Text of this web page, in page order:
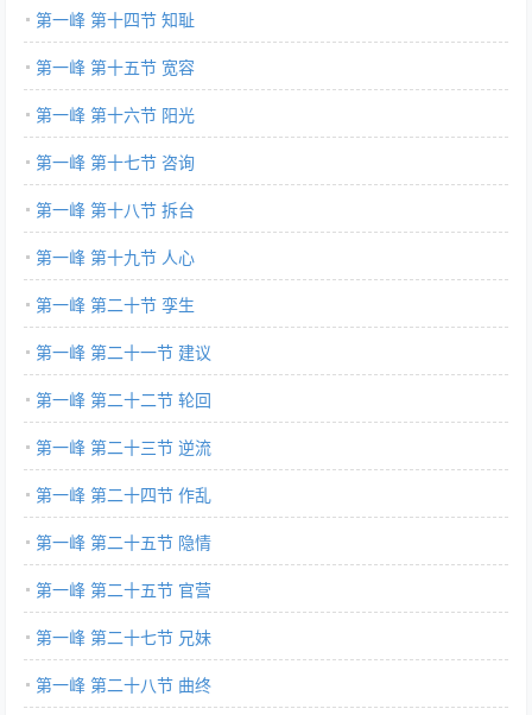
第一峰 第十四节 知耻
第一峰 第十五节 宽容
第一峰 第十六节 阳光
第一峰 第十七节 咨询
第一峰 第十八节 拆台
第一峰 第十九节 人心
第一峰 第二十节 孪生
第一峰 第二十一节 建议
第一峰 第二十二节 轮回
第一峰 第二十三节 逆流
第一峰 第二十四节 作乱
第一峰 第二十五节 隐情
第一峰 第二十五节 官营
第一峰 第二十七节 兄妹
第一峰 第二十八节 曲终